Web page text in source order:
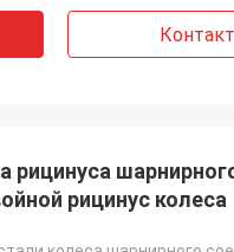
Контакт
рицинуса
рицинус колеса